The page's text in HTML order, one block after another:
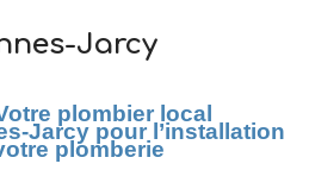
Jarcy
plombier local
Jarcy pour l’installation
plomberie